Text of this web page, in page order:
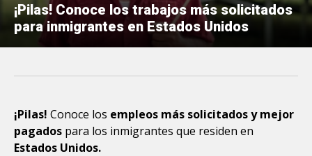
¡Pilas! Conoce los trabajos más solicitados
para inmigrantes en Estados Unidos
¡Pilas! Conoce los empleos más solicitados y mejor
pagados para los inmigrantes que residen en
Estados Unidos.